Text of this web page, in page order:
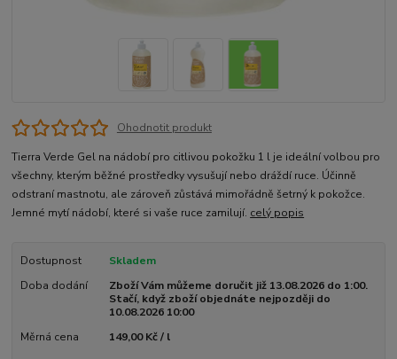
Ohodnotit produkt
Tierra Verde Gel na nádobí pro citlivou pokožku 1 l je ideální volbou pro
všechny, kterým běžné prostředky vysušují nebo dráždí ruce. Účinně
odstraní mastnotu, ale zároveň zůstává mimořádně šetrný k pokožce.
Jemné mytí nádobí, které si vaše ruce zamilují. celý popis
Dostupnost
Skladem
Doba dodání
Zboží Vám můžeme doručit již 13.08.2026 do 1:00.
Stačí, když zboží objednáte nejpozději do
10.08.2026 10:00
Měrná cena
149,00 Kč / l